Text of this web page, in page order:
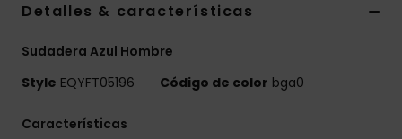
Detalles & características
Sudadera Azul Hombre
Style EQYFT05196 Código de color bga0
Características